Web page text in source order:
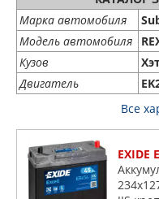
Марка автомобиля
Модель автомобиля
Кузов
Двигатель
Все
EXIDE